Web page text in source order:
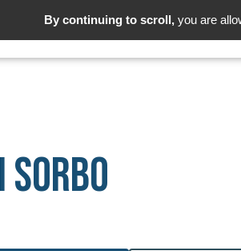
By continuing to scroll, you are